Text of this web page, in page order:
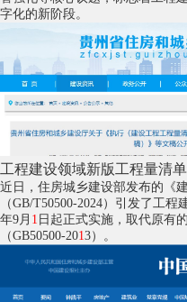
字化的新阶段。
工程建设领域新版工程量清
近日，住房城乡建设部发布的《
（GB/T50500-2024）引发了工
年9月 1 日起正式实施，取代原有
（GB50500-2013）。